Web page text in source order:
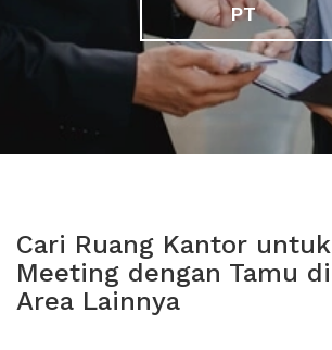
PT
Cari Ruang Kantor untuk
Meeting dengan Tamu di
Area Lainnya